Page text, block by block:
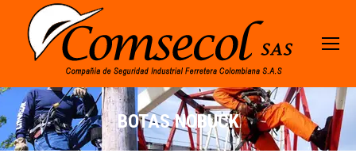
BOTAS NOBUCK